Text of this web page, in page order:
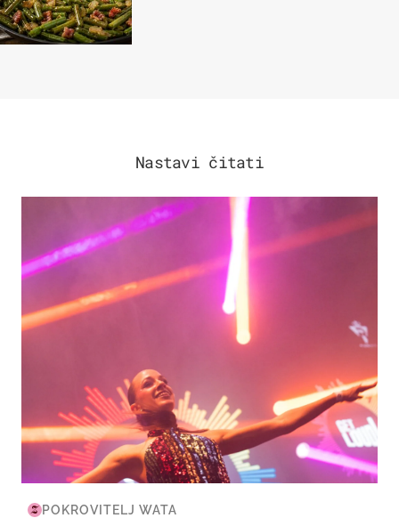
Nastavi čitati
KULTURA & ZABAVA
POKROVITELJ WATA